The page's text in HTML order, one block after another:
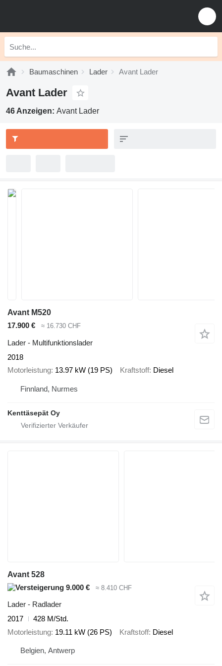
Baumaschinen Lader Avant Lader
Avant Lader
46 Anzeigen: Avant Lader
Avant M520
17.900 €
≈ 16.730 CHF
Lader - Multifunktionslader
2018
Motorleistung 13.97 kW (19 PS) Kraftstoff Diesel
Finnland, Nurmes
Kenttäsepät Oy
Avant 528
9.000 €
≈ 8.410 CHF
Lader - Radlader
2017
428 M/Std.
Motorleistung 19.11 kW (26 PS) Kraftstoff Diesel
Belgien, Antwerp